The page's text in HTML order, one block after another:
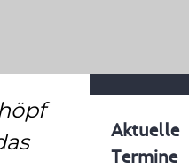
Aktuelle
Termine